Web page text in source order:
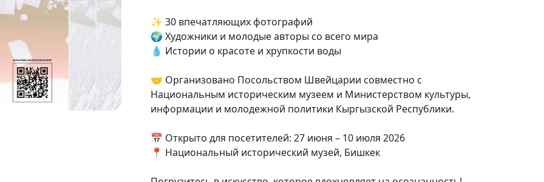
✨ 30 впечатляющих фотографий
🌍 Художники и молодые авторы со всего мира
💧 Истории о красоте и хрупкости воды
🤝 Организовано Посольством Швейцарии совместно с
Национальным историческим музеем и Министерством культуры,
информации и молодежной политики Кыргызской Республики.
📅 Открыто для посетителей: 27 июня – 10 июля 2026
📍 Национальный исторический музей, Бишкек